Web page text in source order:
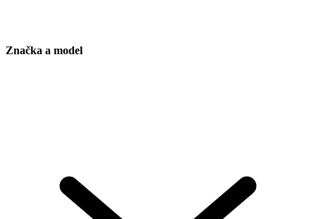
Značka a model